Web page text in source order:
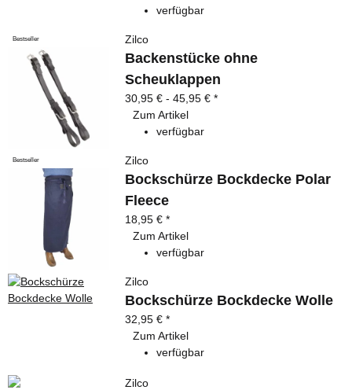
verfügbar
Bestseller Zilco
Backenstücke ohne
Scheuklappen
30,95 € -45,95 €*
Zum Artikel
verfügbar
Bestseller Zilco
Bockschürze Bockdecke Polar
Fleece
18,95 €*
Zum Artikel
verfügbar
Zilco
Bockschürze Bockdecke Wolle
32,95 €*
Zum Artikel
verfügbar
Zilco